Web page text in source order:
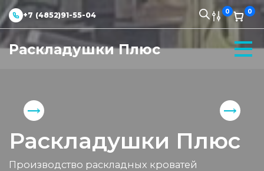
+7 (4852)91-55-04 0 0
Раскладушки Плюс
Раскладушки Плюс
Производство раскладных кроватей